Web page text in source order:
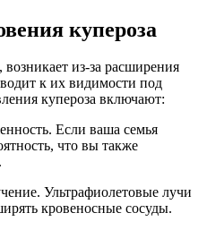
купероза
возникает из-за расширения
к их видимости под
купероза включают:
Если ваша семья
что вы также
Ультрафиолетовые лучи
кровеносные сосуды.